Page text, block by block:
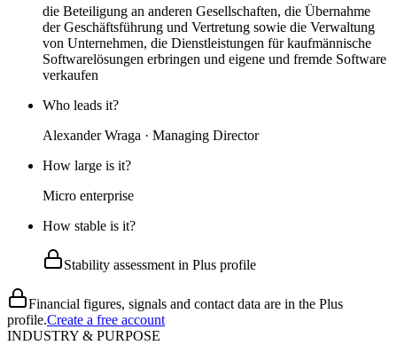
die Beteiligung an anderen Gesellschaften, die Übernahme
der Geschäftsführung und Vertretung sowie die Verwaltung
von Unternehmen, die Dienstleistungen für kaufmännische
Softwarelösungen erbringen und eigene und fremde Software
verkaufen
Who leads it?
Alexander Wraga · Managing Director
How large is it?
Micro enterprise
How stable is it?
Stability assessment in Plus profile
Financial figures, signals and contact data are in the Plus
profile.Create a free account
INDUSTRY & PURPOSE